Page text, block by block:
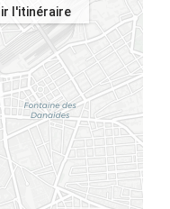
l'itinéraire